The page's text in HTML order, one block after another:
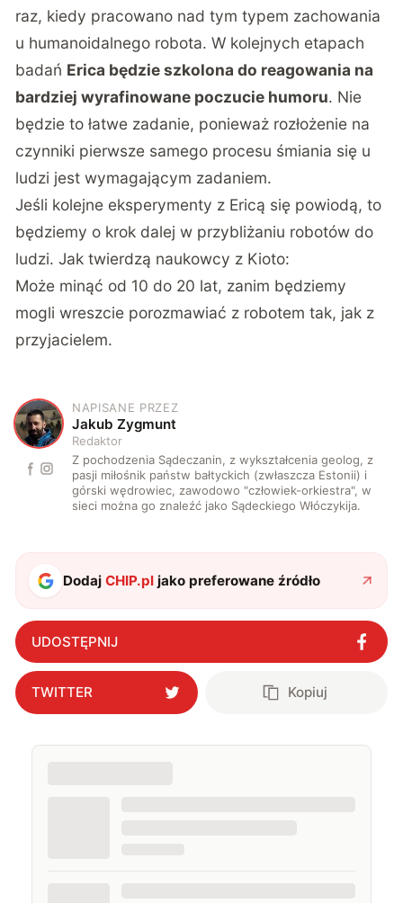
raz, kiedy pracowano nad tym typem zachowania
u humanoidalnego robota. W kolejnych etapach
badań Erica będzie szkolona do reagowania na
bardziej wyrafinowane poczucie humoru. Nie
będzie to łatwe zadanie, ponieważ rozłożenie na
czynniki pierwsze samego procesu śmiania się u
ludzi jest wymagającym zadaniem.
Jeśli kolejne eksperymenty z Ericą się powiodą, to
będziemy o krok dalej w przybliżaniu robotów do
ludzi. Jak twierdzą naukowcy z Kioto:
Może minąć od 10 do 20 lat, zanim będziemy
mogli wreszcie porozmawiać z robotem tak, jak z
przyjacielem.
J
NAPISANE PRZEZ
Jakub Zygmunt
Redaktor
Z pochodzenia Sądeczanin, z wykształcenia geolog, z
pasji miłośnik państw bałtyckich (zwłaszcza Estonii) i
górski wędrowiec, zawodowo "człowiek-orkiestra", w
sieci można go znaleźć jako Sądeckiego Włóczykija.
DodajCHIP.pl jako preferowane źródło
UDOSTĘPNIJ
TWITTER Kopiuj